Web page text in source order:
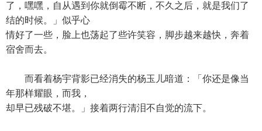
了，嘿嘿，自从遇到你就倒霉不断，不久之后，就是我们了
结的时候。」似乎心
情好了一些，脸上也荡起了些许笑容，脚步越来越快，奔着
宿舍而去。
而看着杨宇背影已经消失的杨玉儿暗道：「你还是像当
年那样耀眼，而我，
却早已残破不堪。」接着两行清泪不自觉的流下。